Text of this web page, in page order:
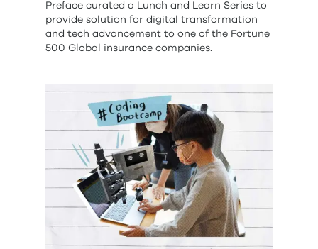
Preface curated a Lunch and Learn Series to
provide solution for digital transformation
and tech advancement to one of the Fortune
500 Global insurance companies.